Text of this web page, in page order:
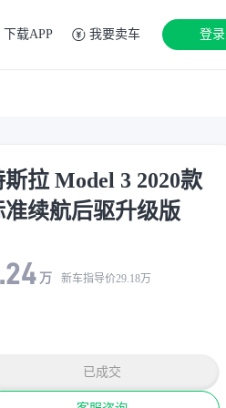
下载APP 我要卖车 登录
斯拉 Model 3 2020款
准续航后驱升级版
万 新车指导价29.18万
已成交